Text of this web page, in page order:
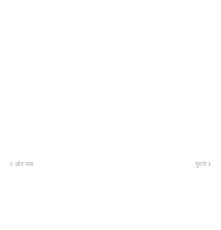
और नया पुराने